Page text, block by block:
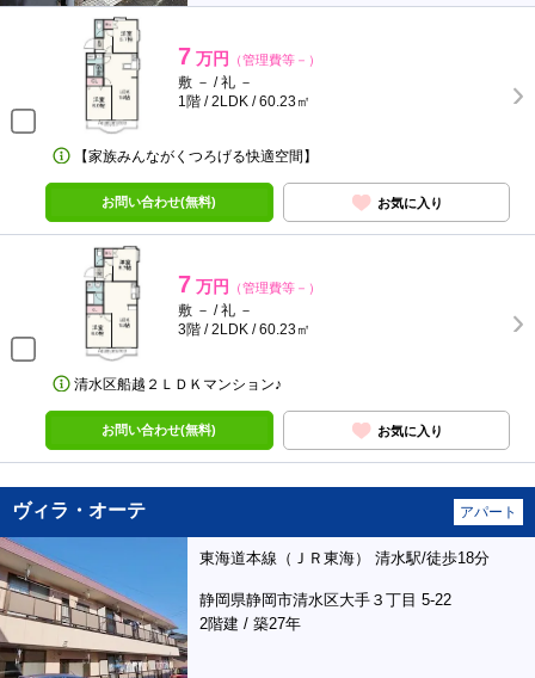
7 万円 （管理費等－）
敷 － / 礼 －
1階 / 2LDK / 60.23㎡
【家族みんながくつろげる快適空間】
お問い合わせ(無料) お気に入り
7 万円 （管理費等－）
敷 － / 礼 －
3階 / 2LDK / 60.23㎡
清水区船越２ＬＤＫマンション♪
お問い合わせ(無料) お気に入り
ヴィラ・オーテ アパート
東海道本線（ＪＲ東海） 清水駅/徒歩18分
静岡県静岡市清水区大手３丁目 5-22
2階建 / 築27年